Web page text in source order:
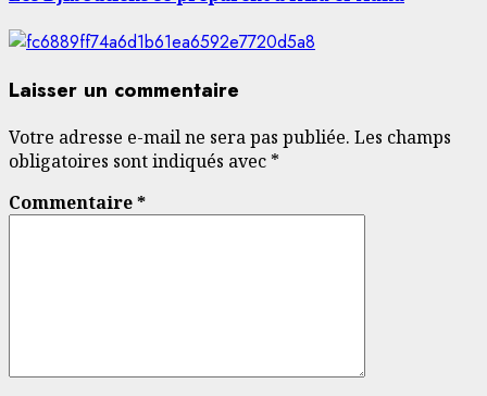
Laisser un commentaire
Votre adresse e-mail ne sera pas publiée. Les champs
obligatoires sont indiqués avec *
Commentaire*